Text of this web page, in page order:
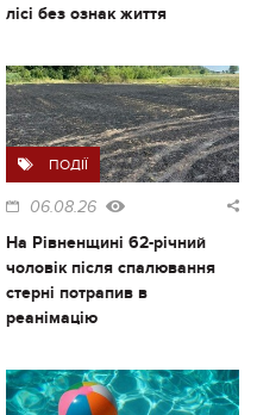
лісі без ознак життя
ПОДІЇ
06.08.26
На Рівненщині 62-річний
чоловік після спалювання
стерні потрапив в
реанімацію